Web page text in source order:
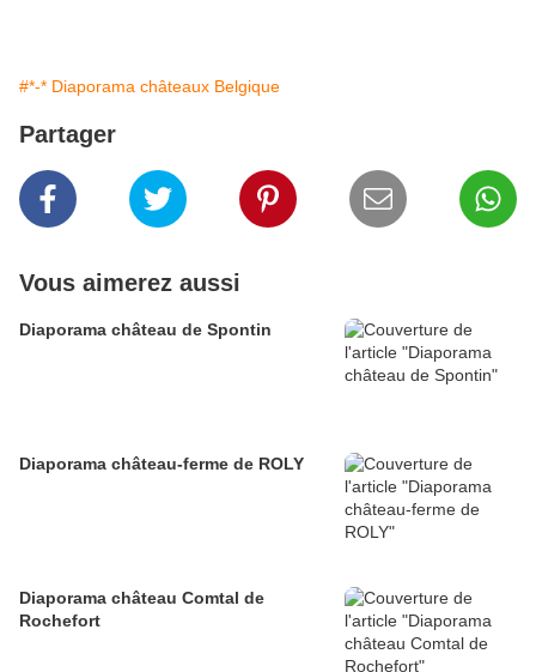
#*-* Diaporama châteaux Belgique
Partager
Vous aimerez aussi
Diaporama château de Spontin
Diaporama château-ferme de ROLY
Diaporama château Comtal de
Rochefort